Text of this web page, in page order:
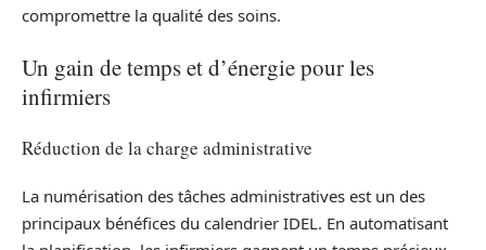
compromettre la qualité des soins.
Un gain de temps et d’énergie pour les
infirmiers
Réduction de la charge administrative
La numérisation des tâches administratives est un des
principaux bénéfices du calendrier IDEL. En automatisant